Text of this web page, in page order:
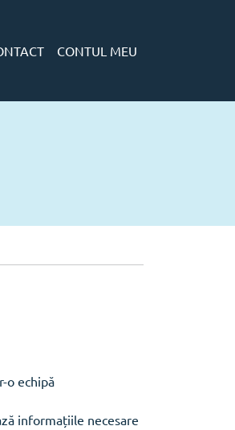
CONTUL MEU
o echipă
informațiile necesare